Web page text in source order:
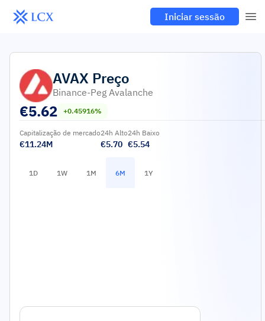
Iniciar sessão
AVAX Preço
Binance-Peg Avalanche
€5.62 +0.45916%
Capitalização de mercado
€11.24M
24h Alto
€5.70
24h Baixo
€5.54
1D 1W 1M 6M 1Y